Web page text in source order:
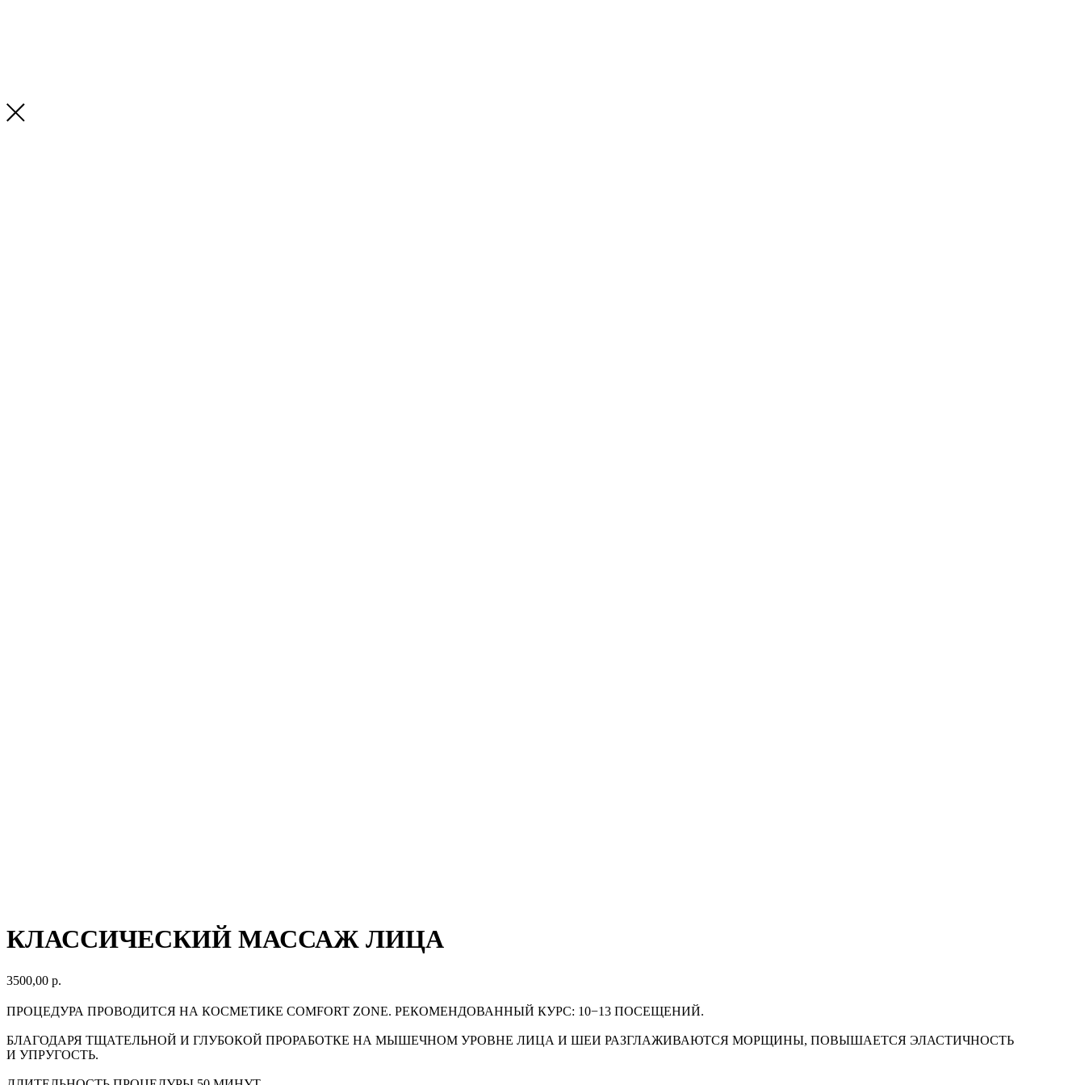
КЛАССИЧЕСКИЙ МАССАЖ ЛИЦА
3500,00 р.
ПРОЦЕДУРА ПРОВОДИТСЯ НА КОСМЕТИКЕ COMFORT ZONE. РЕКОМЕНДОВАННЫЙ КУРС: 10−13 ПОСЕЩЕНИЙ.
БЛАГОДАРЯ ТЩАТЕЛЬНОЙ И ГЛУБОКОЙ ПРОРАБОТКЕ НА МЫШЕЧНОМ УРОВНЕ ЛИЦА И ШЕИ РАЗГЛАЖИВАЮТСЯ МОРЩИНЫ, ПОВЫШАЕТСЯ ЭЛАСТИЧНОСТЬ
И УПРУГОСТЬ.